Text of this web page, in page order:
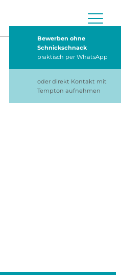
Bewerben ohne
Schnickschnack
praktisch per WhatsApp
oder direkt Kontakt mit
Tempton aufnehmen